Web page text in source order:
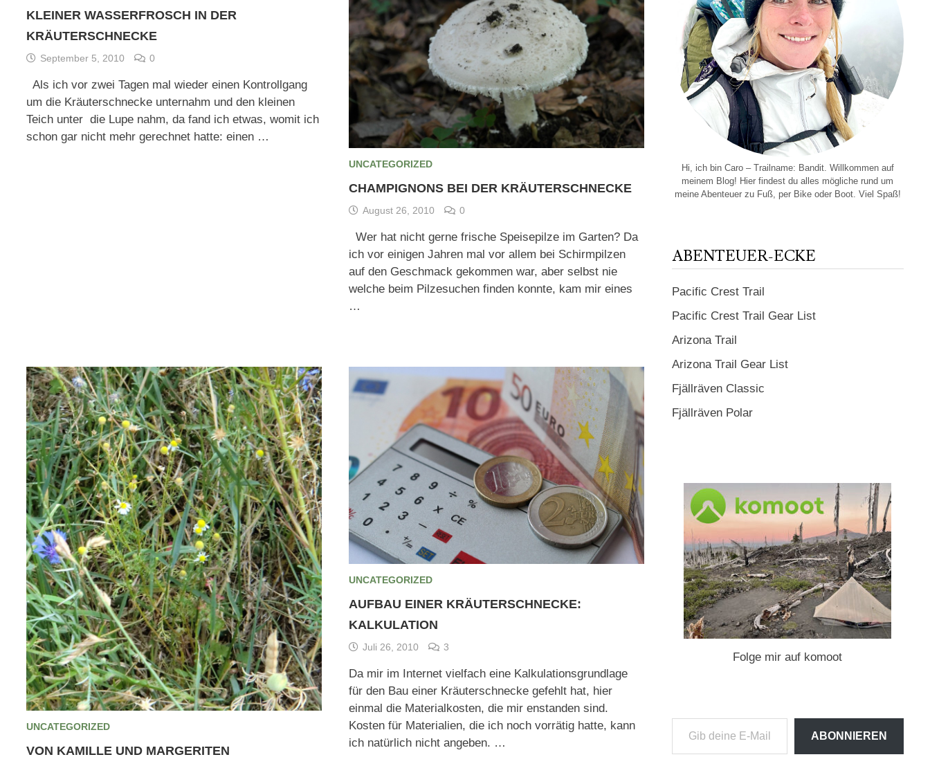
KLEINER WASSERFROSCH IN DER
KRÄUTERSCHNECKE
September 5, 2010 0
Als ich vor zwei Tagen mal wieder einen Kontrollgang
um die Kräuterschnecke unternahm und den kleinen
Teich unter die Lupe nahm, da fand ich etwas, womit ich
schon gar nicht mehr gerechnet hatte: einen …
UNCATEGORIZED
CHAMPIGNONS BEI DER KRÄUTERSCHNECKE
August 26, 2010 0
Wer hat nicht gerne frische Speisepilze im Garten? Da
ich vor einigen Jahren mal vor allem bei Schirmpilzen
auf den Geschmack gekommen war, aber selbst nie
welche beim Pilzesuchen finden konnte, kam mir eines
…
UNCATEGORIZED
VON KAMILLE UND MARGERITEN
UNCATEGORIZED
AUFBAU EINER KRÄUTERSCHNECKE:
KALKULATION
Juli 26, 2010 3
Da mir im Internet vielfach eine Kalkulationsgrundlage
für den Bau einer Kräuterschnecke gefehlt hat, hier
einmal die Materialkosten, die mir enstanden sind.
Kosten für Materialien, die ich noch vorrätig hatte, kann
ich natürlich nicht angeben. …
Hi, ich bin Caro – Trailname: Bandit. Willkommen auf
meinem Blog! Hier findest du alles mögliche rund um
meine Abenteuer zu Fuß, per Bike oder Boot. Viel Spaß!
ABENTEUER-ECKE
Pacific Crest Trail
Pacific Crest Trail Gear List
Arizona Trail
Arizona Trail Gear List
Fjällräven Classic
Fjällräven Polar
Folge mir auf komoot
deine
ABONNIEREN